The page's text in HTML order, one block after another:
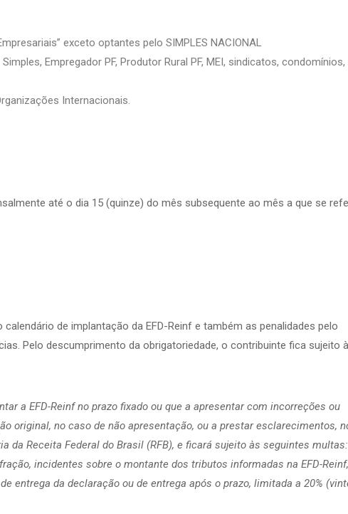
exceto optantes pelo SIMPLES NACIONAL
Empregador PF, Produtor Rural PF, MEI, sindicatos, condomínios,
Internacionais.
até o dia 15 (quinze) do mês subsequente ao mês a que se
de implantação da EFD-Reinf e também as penalidades pelo
Pelo descumprimento da obrigatoriedade, o contribuinte fica sujeito
a EFD-Reinf no prazo fixado ou que a apresentar com incorreções ou
original, no caso de não apresentação, ou a prestar esclarecimentos,
da Receita Federal do Brasil (RFB), e ficará sujeito às seguintes multas:
incidentes sobre o montante dos tributos informadas na EFD-Reinf,
entrega da declaração ou de entrega após o prazo, limitada a 20%